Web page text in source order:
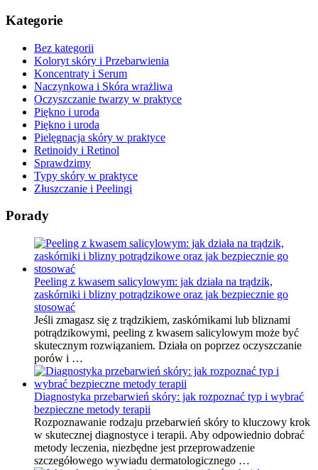
Kategorie
Bez kategorii
Koloryt skóry i Przebarwienia
Koncentraty i Serum
Naczynkowa i Skóra wrażliwa
Oczyszczanie twarzy w praktyce
Piękno i uroda
Piękno i uroda
Pielęgnacja skóry w praktyce
Retinoidy i Retinol
Sprawdzimy
Typy skóry w praktyce
Złuszczanie i Peelingi
Porady
Peeling z kwasem salicylowym: jak działa na trądzik,
zaskórniki i blizny potrądzikowe oraz jak bezpiecznie go
stosować
Jeśli zmagasz się z trądzikiem, zaskórnikami lub bliznami
potrądzikowymi, peeling z kwasem salicylowym może być
skutecznym rozwiązaniem. Działa on poprzez oczyszczanie
porów i …
Diagnostyka przebarwień skóry: jak rozpoznać typ i wybrać
bezpieczne metody terapii
Rozpoznawanie rodzaju przebarwień skóry to kluczowy krok
w skutecznej diagnostyce i terapii. Aby odpowiednio dobrać
metody leczenia, niezbędne jest przeprowadzenie
szczegółowego wywiadu dermatologicznego …